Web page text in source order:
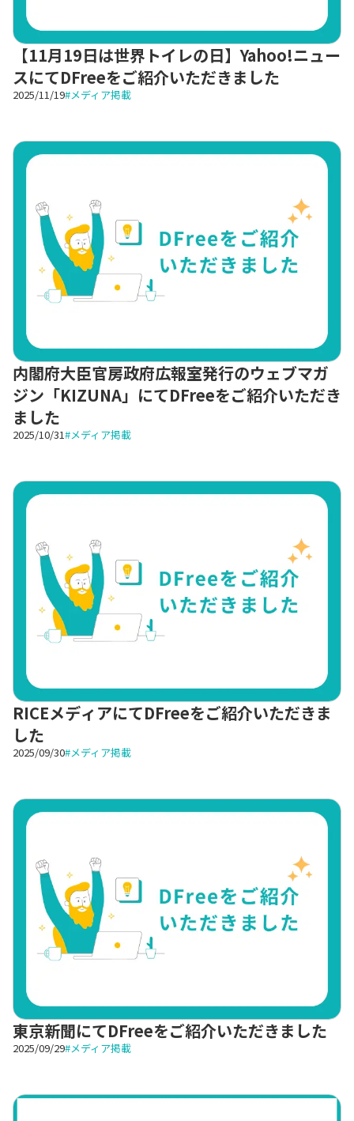
【11月19日は世界トイレの日】Yahoo!ニュー
スにてDFreeをご紹介いただきました
2025/11/19#メディア掲載
内閣府大臣官房政府広報室発行のウェブマガ
ジン「KIZUNA」にてDFreeをご紹介いただき
ました
2025/10/31#メディア掲載
RICEメディアにてDFreeをご紹介いただきま
した
2025/09/30#メディア掲載
東京新聞にてDFreeをご紹介いただきました
2025/09/29#メディア掲載